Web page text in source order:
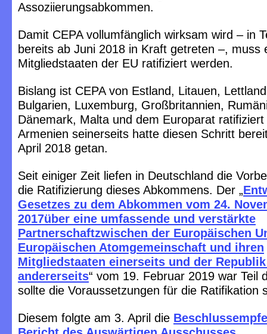
Assoziierungsabkommen.
Damit CEPA vollumfänglich wirksam wird – in
bereits ab Juni 2018 in Kraft getreten –, muss
Mitgliedstaaten der EU ratifiziert werden.
Bislang ist CEPA von Estland, Litauen,
Bulgarien, Luxemburg, Großbritannien,
Dänemark, Malta und dem Europarat
Armenien seinerseits hatte diesen Schritt
April 2018 getan.
Seit einiger Zeit liefen in Deutschland die
die Ratifizierung dieses Abkommens. Der „
Gesetzes zu dem Abkommen vom 24.
2017über eine umfassende und verstärkte
Partnerschaftzwischen der Europäischen
Europäischen Atomgemeinschaft und ihren
Mitgliedstaaten einerseits und der
andererseits“ vom 19. Februar 2019 war Teil
sollte die Voraussetzungen für die Ratifikation
Diesem folgte am 3. April die